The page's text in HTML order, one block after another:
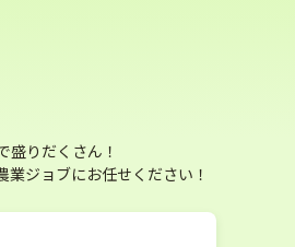
りだくさん！
ジョブにお任せください！